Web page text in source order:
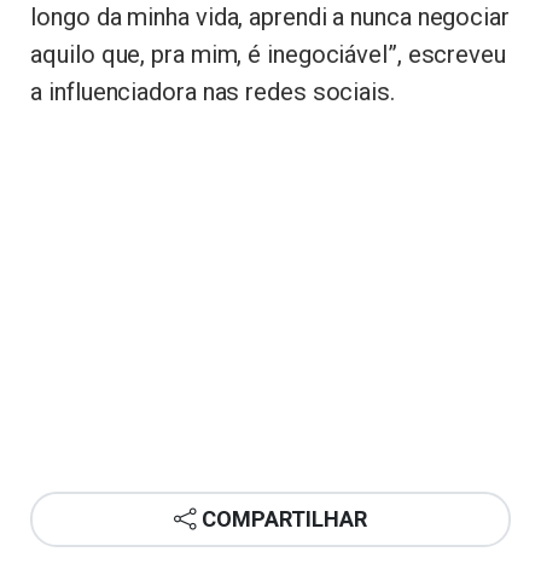
longo da minha vida, aprendi a nunca negociar
aquilo que, pra mim, é inegociável”, escreveu
a influenciadora nas redes sociais.
COMPARTILHAR